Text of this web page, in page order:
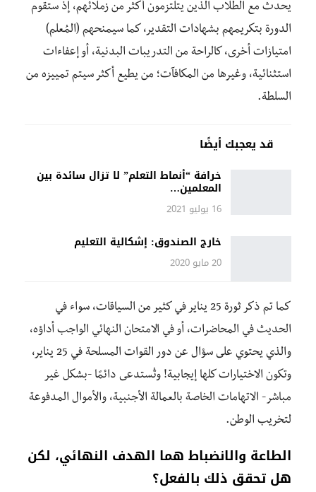
يحدث مع الطلاب الذين يتلتزمون أكثر من زملائهم، إذ ستقوم
الدورة بتكريمهم بشهادات التقدير، كما سيمنحهم (المُعلم)
امتيازات أخرى، كالراحة من التدريبات البدنية، أو إعفاءات
استثنائية، وغيرها من المكافآت؛ من يطيع أكثر سيتم تمييزه من
السلطة.
قد يعجبك أيضًا
خرافة “أنماط التعلم” لا تزال سائدة بين
المعلمين…
16 يوليو 2021
خارج الصندوق: إشكالية التعليم
20 مايو 2020
كما تم ذكر ثورة 25 يناير في كثير من السياقات، سواء في
الحديث في المحاضرات، أو في الامتحان النهائي الواجب أداؤه،
والذي يحتوي على سؤال عن دور القوات المسلحة في 25 يناير،
وتكون الاختيارات كلها إيجابية! وتُستدعى دائمًا -بشكل غير
مباشر- الاتهامات الخاصة بالعمالة الأجنبية، والأموال المدفوعة
لتخريب الوطن.
الطاعة والانضباط هما الهدف النهائي، لكن
هل تحقق ذلك بالفعل؟